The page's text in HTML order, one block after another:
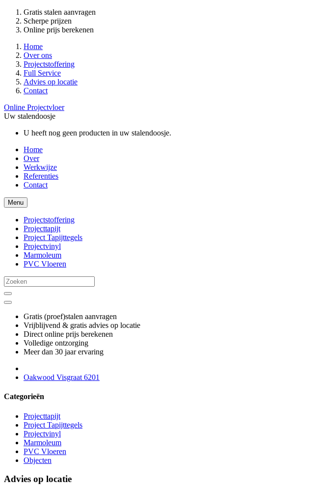
Gratis stalen aanvragen
Scherpe prijzen
Online prijs berekenen
Home
Over ons
Projectstoffering
Full Service
Advies op locatie
Contact
Online Projectvloer
Uw stalendoosje
U heeft nog geen producten in uw stalendoosje.
Home
Over
Werkwijze
Referenties
Contact
Menu
Projectstoffering
Projecttapijt
Project Tapijttegels
Projectvinyl
Marmoleum
PVC Vloeren
Gratis (proef)stalen aanvragen
Vrijblijvend & gratis advies op locatie
Direct online prijs berekenen
Volledige ontzorging
Meer dan 30 jaar ervaring
Oakwood Visgraat 6201
Categorieën
Projecttapijt
Project Tapijttegels
Projectvinyl
Marmoleum
PVC Vloeren
Objecten
Advies op locatie